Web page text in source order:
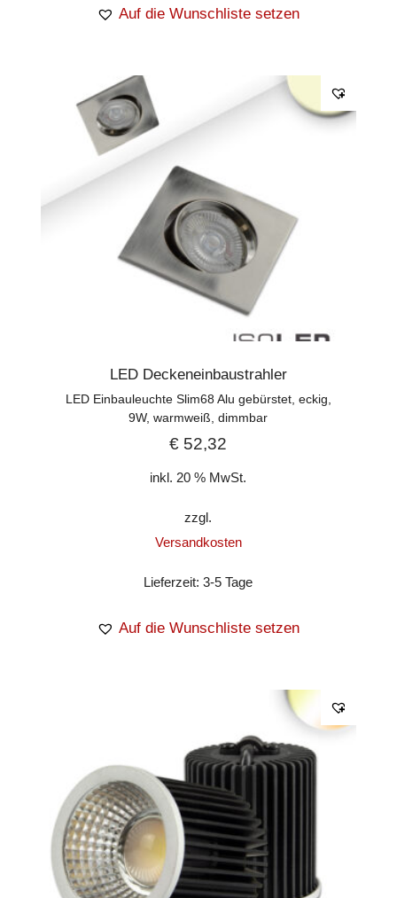
Auf die Wunschliste setzen
LED Deckeneinbaustrahler
LED Einbauleuchte Slim68 Alu gebürstet, eckig,
9W, warmweiß, dimmbar
€ 52,32
inkl. 20 % MwSt.
zzgl.
Versandkosten
Lieferzeit:3-5 Tage
Auf die Wunschliste setzen